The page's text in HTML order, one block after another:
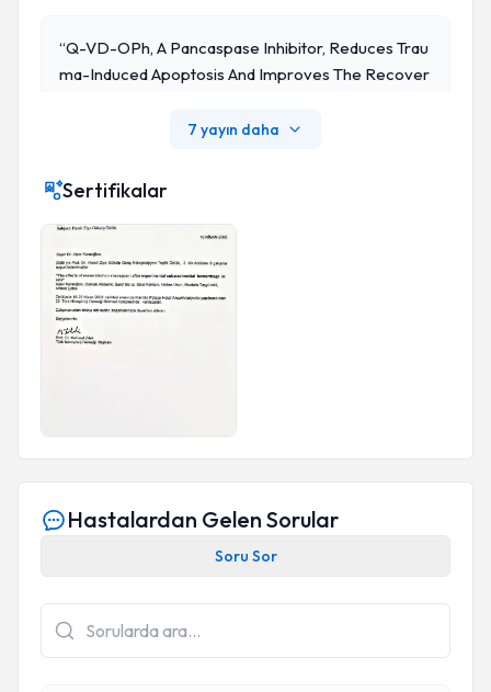
“Q-VD-OPh, A Pancaspase Inhibitor, Reduces Trau
Ma-Induced Apoptosis And Improves The Recover
Njury”, Neurocirugia (Astur), 20, 533-540 (2009)
7 yayın daha
Sertifikalar
Hastalardan Gelen Sorular
Soru Sor